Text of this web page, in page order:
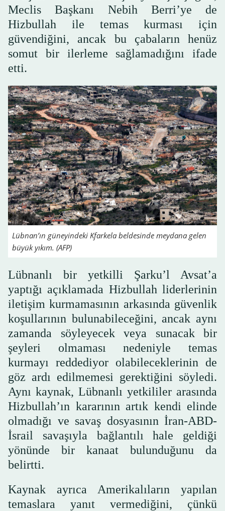
Meclis Başkanı Nebih Berri’ye de
Hizbullah ile temas kurması için
güvendiğini, ancak bu çabaların henüz
somut bir ilerleme sağlamadığını ifade
etti.
Lübnan’ın güneyindeki Kfarkela beldesinde meydana gelen
büyük yıkım. (AFP)
Lübnanlı bir yetkilli Şarku’l Avsat’a
yaptığı açıklamada Hizbullah liderlerinin
iletişim kurmamasının arkasında güvenlik
koşullarının bulunabileceğini, ancak aynı
zamanda söyleyecek veya sunacak bir
şeyleri olmaması nedeniyle temas
kurmayı reddediyor olabileceklerinin de
göz ardı edilmemesi gerektiğini söyledi.
Aynı kaynak, Lübnanlı yetkililer arasında
Hizbullah’ın kararının artık kendi elinde
olmadığı ve savaş dosyasının İran-ABD-
İsrail savaşıyla bağlantılı hale geldiği
yönünde bir kanaat bulunduğunu da
belirtti.
Kaynak ayrıca Amerikalıların yapılan
temaslara yanıt vermediğini, çünkü